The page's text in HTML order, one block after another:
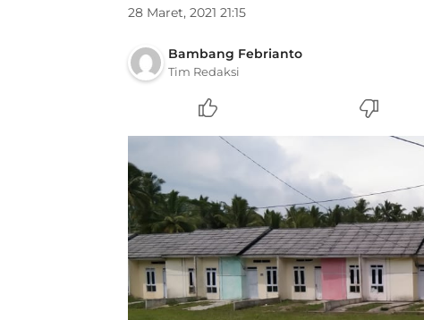
28 Maret, 2021 21:15
Bambang Febrianto
Tim Redaksi